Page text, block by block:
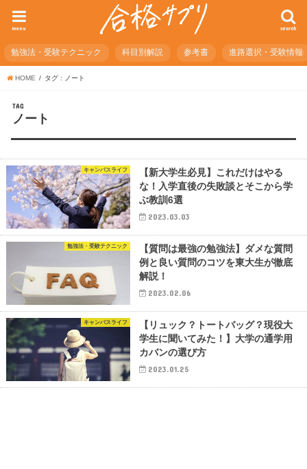
search
menu
勉強法・受験テクニック 科目別解説 参考書 進路選択・受験情報
HOME タグ : ノート
TAG
ノート
キャンパスライフ
【新大学生必見】これだけはやる
な！入学直後の失敗談とそこから学
ぶ教訓6選
2023.03.03
勉強法・受験テクニック
【質問は最強の勉強法】ダメな質問
例と良い質問のコツを東大生が徹底
解説！
2023.02.06
キャンパスライフ
【リュック？トートバッグ？現役大
学生に聞いてみた！】大学の通学用
カバンの選び方
2023.01.25